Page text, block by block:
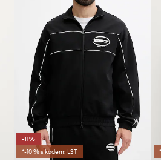
-11%
*-10 % s kódem: LST